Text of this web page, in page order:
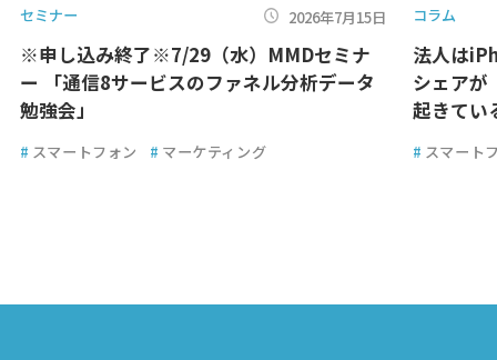
セミナー 2026年7月15日
※申し込み終了※7/29（水）MMDセミナ
ー 「通信8サービスのファネル分析データ
勉強会」
# スマートフォン # マーケティング
コラム
法人は
シェアが
起きてい
# スマート